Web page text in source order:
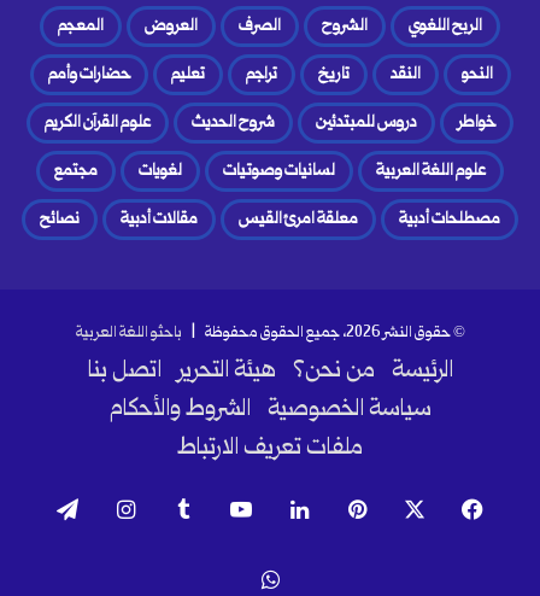
الربح اللغوي
الشروح الصرف العروض
المعجم
النحو
النقد تاريخ تراجم تعليم
حضارات وأمم
خواطر
دروس للمبتدئين شروح الحديث
علوم القرآن الكريم
علوم اللغة العربية
لسانيات وصوتيات لغويات
مجتمع
مصطلحات أدبية
معلقة امرئ القيس مقالات أدبية نصائح
© حقوق النشر 2026، جميع الحقوق محفوظة | باحثو اللغة العربية
الرئيسة من نحن؟ هيئة التحرير اتصل بنا
سياسة الخصوصية الشروط والأحكام
ملفات تعريف الارتباط
فيسبوك بينتيريست لينكدإن ‫YouTube انستقرام